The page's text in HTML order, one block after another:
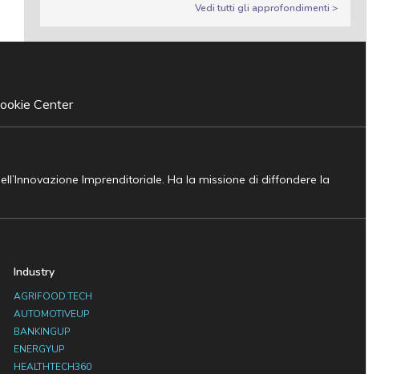
Vedi tutti gli approfondimenti >
Center
Imprenditoriale. Ha la missione di diffondere la
Industry
AGRIFOOD.TECH
AUTOMOTIVEUP
BANKINGUP
ENERGYUP
HEALTHTECH360